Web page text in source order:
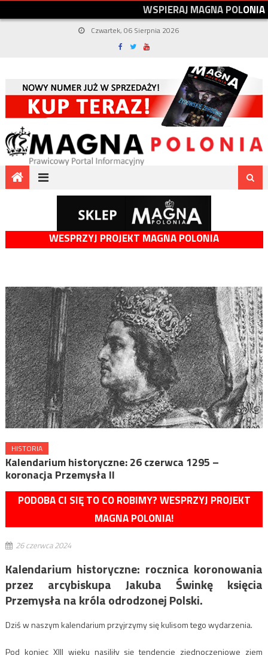
WSPIERAJMAGNAPOLONIA
Czwartek, 06 Sierpnia 2026
WESPRZYJ PROJEKT MAGNA POLONIA
HISTORIA
Kalendarium historyczne: 26 czerwca 1295 –
koronacja Przemysła II
PODOBA CI SIĘ TO CO ROBIMY? WESPRZYJ PROJEKT
MAGNA POLONIA!
26 czerwca 2024
Kalendarium historyczne: rocznica koronowania
przez arcybiskupa Jakuba Świnkę księcia
Przemysła na króla odrodzonej Polski.
Dziś w naszym kalendarium przyjrzymy się kulisom tego wydarzenia.
Pod koniec XIII wieku nasiliły się tendencje zjednoczeniowe ziem